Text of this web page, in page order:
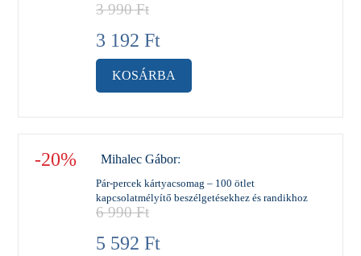
3 990Ft
3 192 Ft
KOSÁRBA
-20% Mihalec Gábor:
Pár-percek kártyacsomag – 100 ötlet
kapcsolatmélyítő beszélgetésekhez és randikhoz
6 990Ft
5 592 Ft